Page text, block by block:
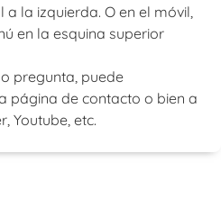
la izquierda. O en el móvil,
en la esquina superior
pregunta, puede
página de contacto o bien a
Youtube, etc.